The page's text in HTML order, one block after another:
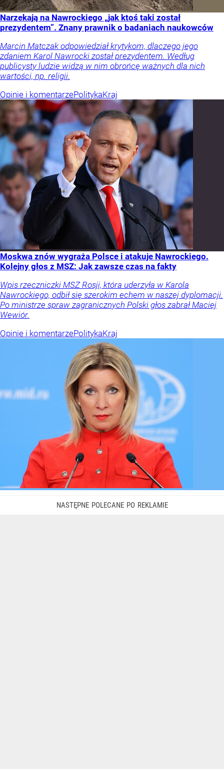
Narzekają na Nawrockiego „jak ktoś taki został
prezydentem”. Znany prawnik o badaniach naukowców
Marcin Matczak odpowiedział krytykom, dlaczego jego
zdaniem Karol Nawrocki został prezydentem. Według
publicysty ludzie widzą w nim obrońcę ważnych dla nich
wartości, np. religii.
Opinie i komentarzePolitykaKraj
Moskwa znów wygraża Polsce i atakuje Nawrockiego.
Kolejny głos z MSZ: Jak zawsze czas na fakty
Wpis rzeczniczki MSZ Rosji, która uderzyła w Karola
Nawrockiego, odbił się szerokim echem w naszej dyplomacji.
Po ministrze spraw zagranicznych Polski głos zabrał Maciej
Wewiór.
Opinie i komentarzePolitykaKraj